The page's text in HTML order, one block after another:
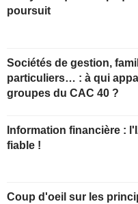
poursuit
Sociétés de gestion,
particuliers… : à qui
groupes du CAC 40 ?
Information financière :
fiable !
Coup d'oeil sur les